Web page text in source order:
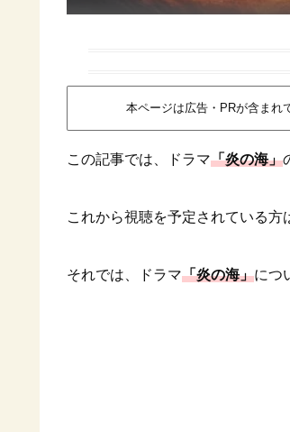
本ページは広告・PRが含まれ
この記事では、ドラマ「炎の海」
これから視聴を予定されている方
それでは、ドラマ「炎の海」につ